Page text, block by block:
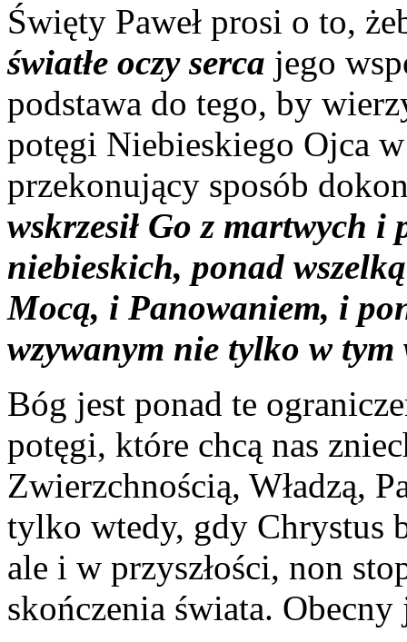
Święty Paweł prosi o to,
światłe oczy serca jego
podstawa do tego, by
potęgi Niebieskiego Ojca
przekonujący sposób
wskrzesił Go z martwych i
niebieskich, ponad
Mocą, i Panowaniem, i
wzywanym nie tylko w tym
Bóg jest ponad te
potęgi, które chcą nas
Zwierzchnością, Władzą,
tylko wtedy, gdy Chrystus
ale i w przyszłości, non
skończenia świata.